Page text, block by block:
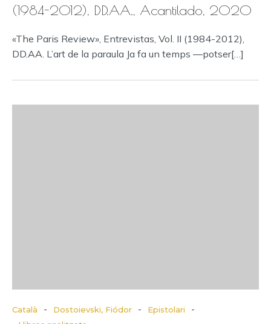
(1984-2012), DD.AA., Acantilado, 2020
«The Paris Review», Entrevistas, Vol. II (1984-2012),
DD.AA. L’art de la paraula Ja fa un temps —potser[…]
Català - Dostoievski, Fiódor - Epistolari -